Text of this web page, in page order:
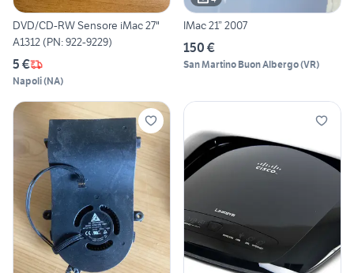
DVD/CD-RW Sensore iMac 27"
A1312 (PN: 922-9229)
5 €
Napoli(NA)
IMac 21” 2007
150 €
San Martino Buon Albergo(VR)